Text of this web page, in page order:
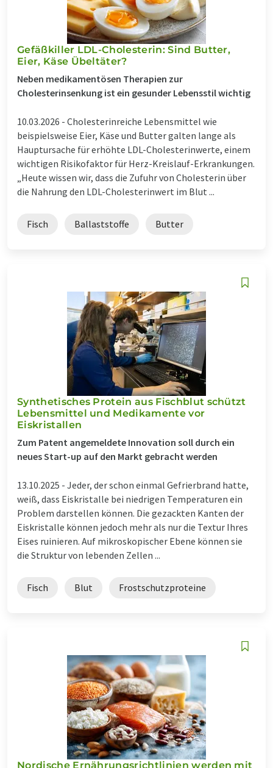
Gefäßkiller LDL-Cholesterin: Sind Butter,
Eier, Käse Übeltäter?
Neben medikamentösen Therapien zur
Cholesterinsenkung ist ein gesunder Lebensstil wichtig
10.03.2026 - Cholesterinreiche Lebensmittel wie
beispielsweise Eier, Käse und Butter galten lange als
Hauptursache für erhöhte LDL-Cholesterinwerte, einem
wichtigen Risikofaktor für Herz-Kreislauf-Erkrankungen.
„Heute wissen wir, dass die Zufuhr von Cholesterin über
die Nahrung den LDL-Cholesterinwert im Blut ...
Fisch Ballaststoffe Butter
Synthetisches Protein aus Fischblut schützt
Lebensmittel und Medikamente vor
Eiskristallen
Zum Patent angemeldete Innovation soll durch ein
neues Start-up auf den Markt gebracht werden
13.10.2025 - Jeder, der schon einmal Gefrierbrand hatte,
weiß, dass Eiskristalle bei niedrigen Temperaturen ein
Problem darstellen können. Die gezackten Kanten der
Eiskristalle können jedoch mehr als nur die Textur Ihres
Eises ruinieren. Auf mikroskopischer Ebene können sie
die Struktur von lebenden Zellen ...
Fisch Blut Frostschutzproteine
Nordische Ernährungsrichtlinien werden mit